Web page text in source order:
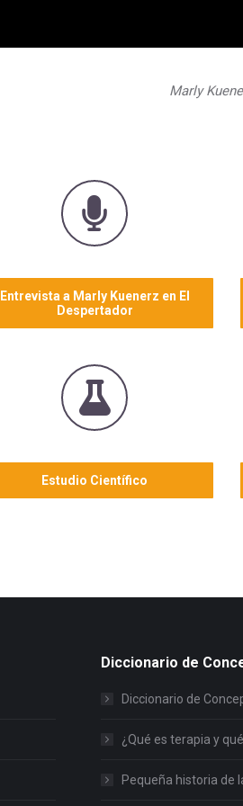
Marly
Entrevista a Marly Kuenerz en El
Despertador
Estudio Científico
Diccionario de
Diccionario de
¿Qué es terapia y
Pequeña historia de